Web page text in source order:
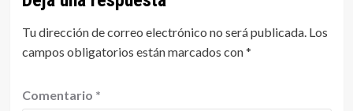
Tu dirección de correo electrónico no será publicada. Los
campos obligatorios están marcados con*
Comentario *